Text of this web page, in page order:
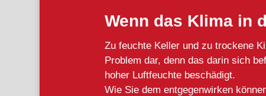
Wenn das Klima in
Zu feuchte Keller und zu trockene
Problem dar, denn das darin sich
hoher Luftfeuchte beschädigt.
Wie Sie dem entgegenwirken